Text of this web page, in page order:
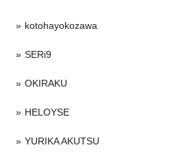
kotohayokozawa
SERi9
OKIRAKU
HELOYSE
YURIKA AKUTSU